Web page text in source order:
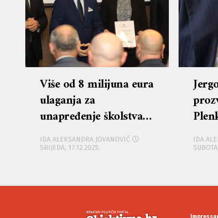
Više od 8 milijuna eura
ulaganja za
unapređenje školstva u
Ličko-senjskoj županiji
IDA ALEKSANDRA JOVANOVIĆ
SRIJEDA, 17.12.2025.
IDA